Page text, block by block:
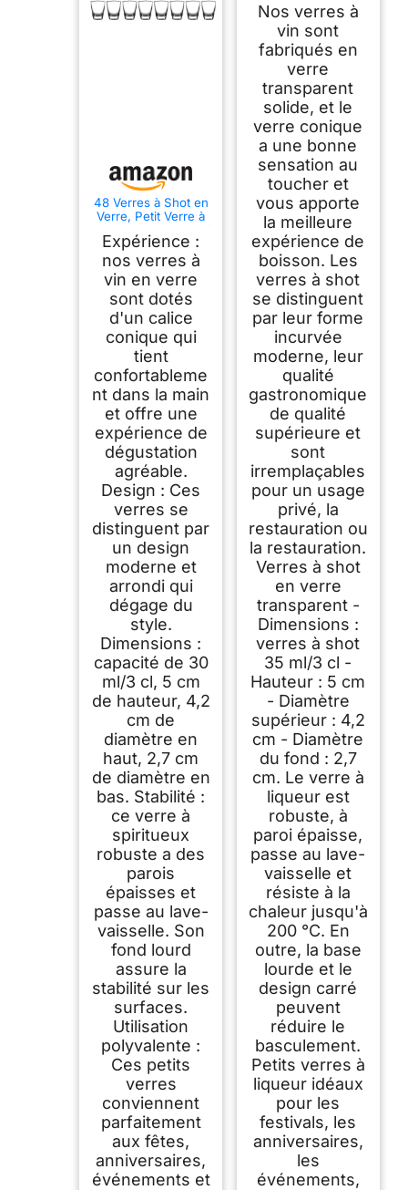
48 Verres à Shot en
Verre, Petit Verre à
pour Fête, Gobelet
en Verres dur, avec
Fond épais, Verres
Lavables au Lave
Vaisselle, pour
Liqueurs, Vodka,
Ouzo, Sambuca,
Tequil
Expérience :
nos verres à
vin en verre
sont dotés
d'un calice
conique qui
tient
confortableme
nt dans la main
et offre une
expérience de
dégustation
agréable.
Design : Ces
verres se
distinguent par
un design
moderne et
arrondi qui
dégage du
style.
Dimensions :
capacité de 30
ml/3 cl, 5 cm
de hauteur, 4,2
cm de
diamètre en
haut, 2,7 cm
de diamètre en
bas. Stabilité :
ce verre à
spiritueux
robuste a des
parois
épaisses et
passe au lave-
vaisselle. Son
fond lourd
assure la
stabilité sur les
surfaces.
Utilisation
polyvalente :
Ces petits
verres
conviennent
parfaitement
aux fêtes,
anniversaires,
événements et
ml, Gobelet Direct,
Avec Fond épais,
Pour Liqueurs,
Vodka, Ouzo,
Sambuca, Tequil
Nos verres à
vin sont
fabriqués en
verre
transparent
solide, et le
verre conique
a une bonne
sensation au
toucher et
vous apporte
la meilleure
expérience de
boisson. Les
verres à shot
se distinguent
par leur forme
incurvée
moderne, leur
qualité
gastronomique
de qualité
supérieure et
sont
irremplaçables
pour un usage
privé, la
restauration ou
la restauration.
Verres à shot
en verre
transparent -
Dimensions :
verres à shot
35 ml/3 cl -
Hauteur : 5 cm
- Diamètre
supérieur : 4,2
cm - Diamètre
du fond : 2,7
cm. Le verre à
liqueur est
robuste, à
paroi épaisse,
passe au lave-
vaisselle et
résiste à la
chaleur jusqu'à
200 °C. En
outre, la base
lourde et le
design carré
peuvent
réduire le
basculement.
Petits verres à
liqueur idéaux
pour les
festivals, les
anniversaires,
les
événements,